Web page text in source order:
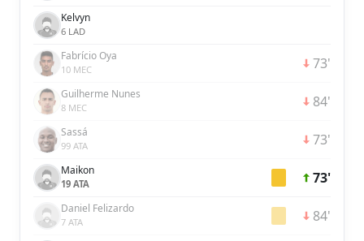
Kelvyn
6 LAD
Fabrício Oya
10 MEC 73'
Guilherme Nunes
8 MEC 84'
Sassá
99 ATA 73'
Maikon
19 ATA 73'
Daniel Felizardo
7 ATA 84'